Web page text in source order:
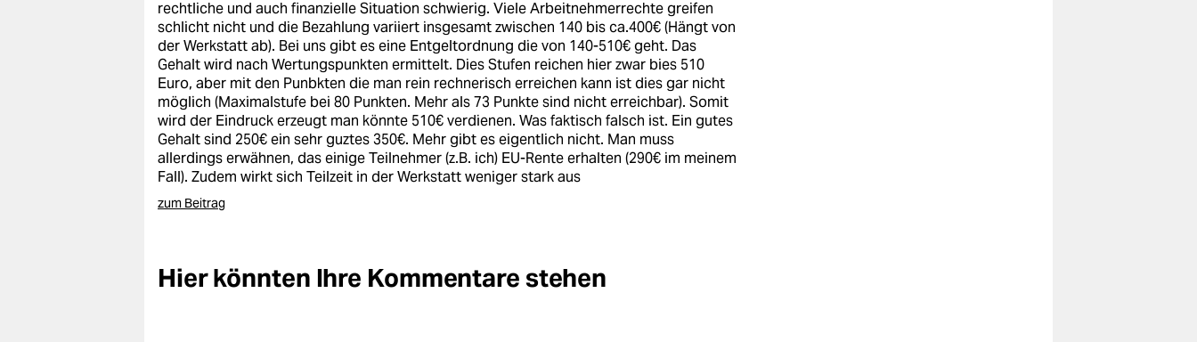
rechtliche und auch finanzielle Situation schwierig. Viele Arbeitnehmerrechte greifen
schlicht nicht und die Bezahlung variiert insgesamt zwischen 140 bis ca.400€ (Hängt von
der Werkstatt ab). Bei uns gibt es eine Entgeltordnung die von 140-510€ geht. Das
Gehalt wird nach Wertungspunkten ermittelt. Dies Stufen reichen hier zwar bies 510
Euro, aber mit den Punbkten die man rein rechnerisch erreichen kann ist dies gar nicht
möglich (Maximalstufe bei 80 Punkten. Mehr als 73 Punkte sind nicht erreichbar). Somit
wird der Eindruck erzeugt man könnte 510€ verdienen. Was faktisch falsch ist. Ein gutes
Gehalt sind 250€ ein sehr guztes 350€. Mehr gibt es eigentlich nicht. Man muss
allerdings erwähnen, das einige Teilnehmer (z.B. ich) EU-Rente erhalten (290€ im meinem
Fall). Zudem wirkt sich Teilzeit in der Werkstatt weniger stark aus
zum Beitrag
Hier könnten Ihre Kommentare stehen